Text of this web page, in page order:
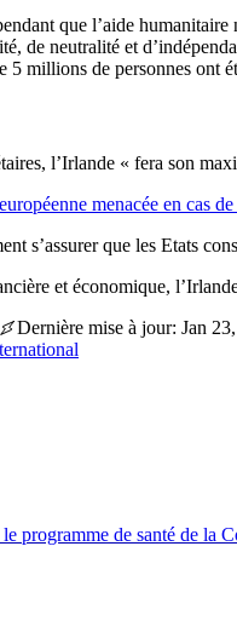
que l’aide
de neutralité et
5 millions de personnes ont
l’Irlande « fera son
menacée en cas
s’assurer que les Etats
et économique,
Dernière mise à jour: Jan
programme de santé de la